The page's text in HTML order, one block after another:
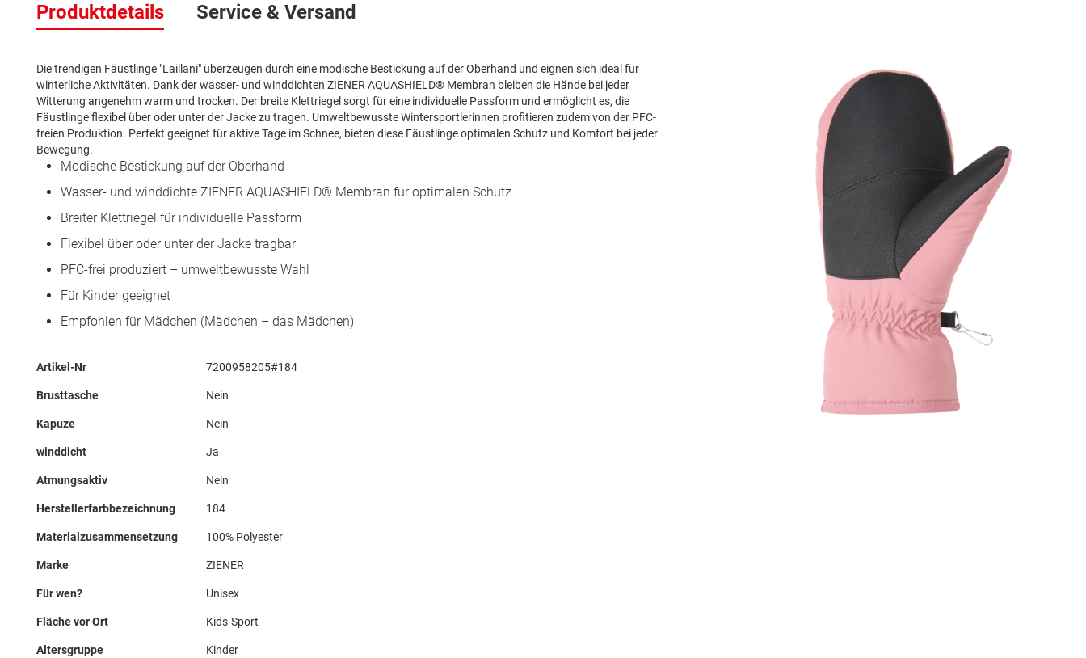
der
Bildergalerie
Produktdetails
Die trendigen Fäustlinge "Laillani" überzeugen durch eine modische Bestickung auf der Oberhand und eignen sich ideal für
winterliche Aktivitäten. Dank der wasser- und winddichten ZIENER AQUASHIELD® Membran bleiben die Hände bei jeder
Witterung angenehm warm und trocken. Der breite Klettriegel sorgt für eine individuelle Passform und ermöglicht es, die
Fäustlinge flexibel über oder unter der Jacke zu tragen. Umweltbewusste Wintersportlerinnen profitieren zudem von der PFC-
freien Produktion. Perfekt geeignet für aktive Tage im Schnee, bieten diese Fäustlinge optimalen Schutz und Komfort bei jeder
Bewegung.
Modische Bestickung auf der Oberhand
Wasser- und winddichte ZIENER AQUASHIELD® Membran für optimalen Schutz
Breiter Klettriegel für individuelle Passform
Flexibel über oder unter der Jacke tragbar
PFC-frei produziert – umweltbewusste Wahl
Für Kinder geeignet
Empfohlen für Mädchen (Mädchen – das Mädchen)
Mehr
Artikel-Nr 7200958205#184
Brusttasche Nein
Kapuze Nein
winddicht Ja
Atmungsaktiv Nein
Herstellerfarbbezeichnung 184
Materialzusammensetzung 100% Polyester
Marke ZIENER
Für wen? Unisex
Fläche vor Ort Kids-Sport
Altersgruppe Kinder
Service & Versand